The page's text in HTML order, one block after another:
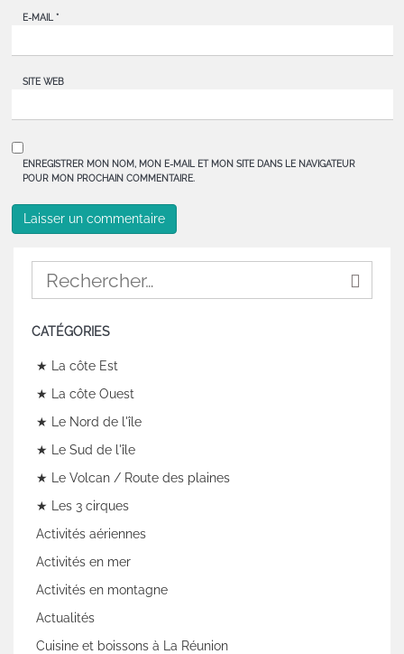
E-MAIL *
SITE WEB
ENREGISTRER MON NOM, MON E-MAIL ET MON SITE DANS LE NAVIGATEUR
POUR MON PROCHAIN COMMENTAIRE.
CATÉGORIES
★ La côte Est
★ La côte Ouest
★ Le Nord de l'île
★ Le Sud de l'île
★ Le Volcan / Route des plaines
★ Les 3 cirques
Activités aériennes
Activités en mer
Activités en montagne
Actualités
Cuisine et boissons à La Réunion